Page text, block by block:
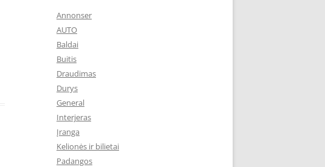
Annonser
AUTO
Baldai
Buitis
Draudimas
Durys
General
Interjeras
Įranga
Kelionės ir bilietai
Padangos